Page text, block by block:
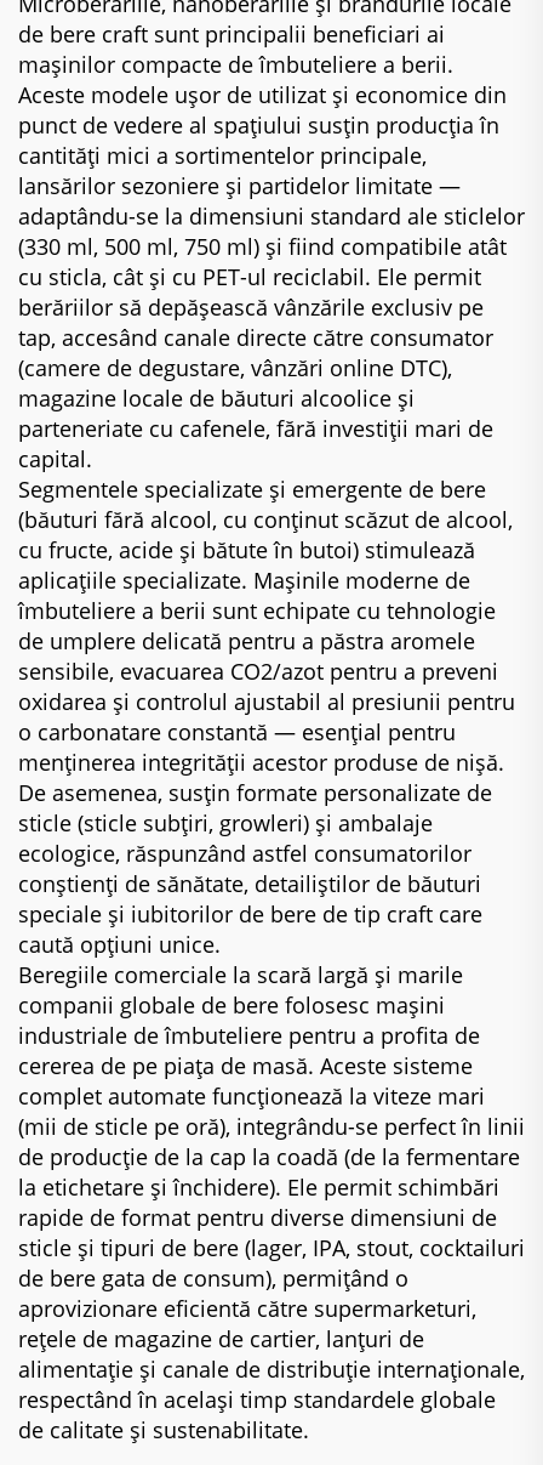
de bere craft sunt principalii beneficiari ai
mașinilor compacte de îmbuteliere a berii.
Aceste modele ușor de utilizat și economice din
punct de vedere al spațiului susțin producția în
cantități mici a sortimentelor principale,
lansărilor sezoniere și partidelor limitate —
adaptându-se la dimensiuni standard ale sticlelor
(330 ml, 500 ml, 750 ml) și fiind compatibile atât
cu sticla, cât și cu PET-ul reciclabil. Ele permit
berăriilor să depășească vânzările exclusiv pe
tap, accesând canale directe către consumator
(camere de degustare, vânzări online DTC),
magazine locale de băuturi alcoolice și
parteneriate cu cafenele, fără investiții mari de
capital.
Segmentele specializate și emergente de bere
(băuturi fără alcool, cu conținut scăzut de alcool,
cu fructe, acide și bătute în butoi) stimulează
aplicațiile specializate. Mașinile moderne de
îmbuteliere a berii sunt echipate cu tehnologie
de umplere delicată pentru a păstra aromele
sensibile, evacuarea CO2/azot pentru a preveni
oxidarea și controlul ajustabil al presiunii pentru
o carbonatare constantă — esențial pentru
menținerea integrității acestor produse de nișă.
De asemenea, susțin formate personalizate de
sticle (sticle subțiri, growleri) și ambalaje
ecologice, răspunzând astfel consumatorilor
conștienți de sănătate, detailiștilor de băuturi
speciale și iubitorilor de bere de tip craft care
caută opțiuni unice.
Beregiile comerciale la scară largă și marile
companii globale de bere folosesc mașini
industriale de îmbuteliere pentru a profita de
cererea de pe piața de masă. Aceste sisteme
complet automate funcționează la viteze mari
(mii de sticle pe oră), integrându-se perfect în linii
de producție de la cap la coadă (de la fermentare
la etichetare și închidere). Ele permit schimbări
rapide de format pentru diverse dimensiuni de
sticle și tipuri de bere (lager, IPA, stout, cocktailuri
de bere gata de consum), permițând o
aprovizionare eficientă către supermarketuri,
rețele de magazine de cartier, lanțuri de
alimentație și canale de distribuție internaționale,
respectând în același timp standardele globale
de calitate și sustenabilitate.